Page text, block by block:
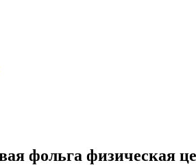
фольга физическая